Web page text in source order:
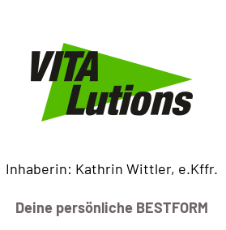
Inhaberin: Kathrin Wittler, e.Kffr.
Deine persönliche BESTFORM